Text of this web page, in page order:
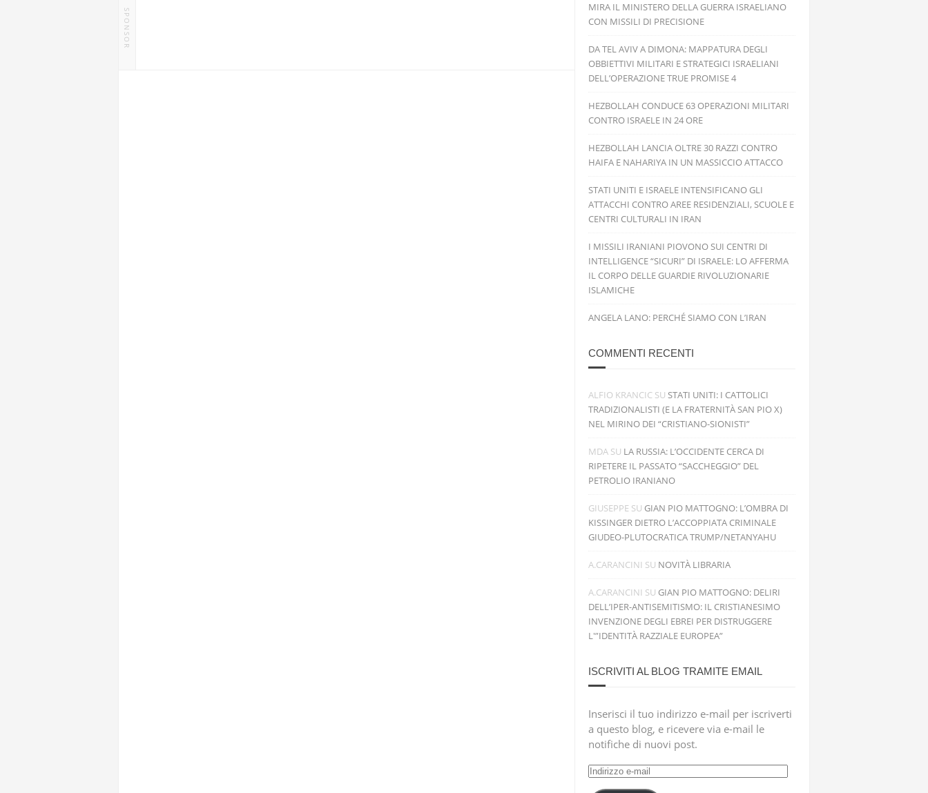
SPONSOR
MIRA IL MINISTERO DELLA GUERRA ISRAELIANO
CON MISSILI DI PRECISIONE
DA TEL AVIV A DIMONA: MAPPATURA DEGLI
OBBIETTIVI MILITARI E STRATEGICI ISRAELIANI
DELL’OPERAZIONE TRUE PROMISE 4
HEZBOLLAH CONDUCE 63 OPERAZIONI MILITARI
CONTRO ISRAELE IN 24 ORE
HEZBOLLAH LANCIA OLTRE 30 RAZZI CONTRO
HAIFA E NAHARIYA IN UN MASSICCIO ATTACCO
STATI UNITI E ISRAELE INTENSIFICANO GLI
ATTACCHI CONTRO AREE RESIDENZIALI, SCUOLE E
CENTRI CULTURALI IN IRAN
I MISSILI IRANIANI PIOVONO SUI CENTRI DI
INTELLIGENCE “SICURI” DI ISRAELE: LO AFFERMA
IL CORPO DELLE GUARDIE RIVOLUZIONARIE
ISLAMICHE
ANGELA LANO: PERCHÉ SIAMO CON L’IRAN
COMMENTI RECENTI
ALFIO KRANCIC SU STATI UNITI: I CATTOLICI
TRADIZIONALISTI (E LA FRATERNITÀ SAN PIO X)
NEL MIRINO DEI “CRISTIANO-SIONISTI”
MDA SU LA RUSSIA: L’OCCIDENTE CERCA DI
RIPETERE IL PASSATO “SACCHEGGIO” DEL
PETROLIO IRANIANO
GIUSEPPE SU GIAN PIO MATTOGNO: L’OMBRA DI
KISSINGER DIETRO L’ACCOPPIATA CRIMINALE
GIUDEO-PLUTOCRATICA TRUMP/NETANYAHU
A.CARANCINI SU NOVITÀ LIBRARIA
A.CARANCINI SU GIAN PIO MATTOGNO: DELIRI
DELL’IPER-ANTISEMITISMO: IL CRISTIANESIMO
INVENZIONE DEGLI EBREI PER DISTRUGGERE
L'”IDENTITÀ RAZZIALE EUROPEA”
ISCRIVITI AL BLOG TRAMITE EMAIL
Inserisci il tuo indirizzo e-mail per iscriverti
a questo blog, e ricevere via e-mail le
notifiche di nuovi post.
Indirizzo